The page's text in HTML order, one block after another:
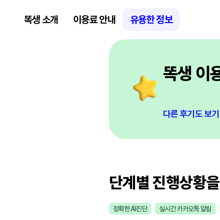
똑생 소개 이용료 안내 유용한 정보
똑생 이
다른 후기도 보기
단계별 진행상황
정확한 AI진단 실시간 카카오톡 알림